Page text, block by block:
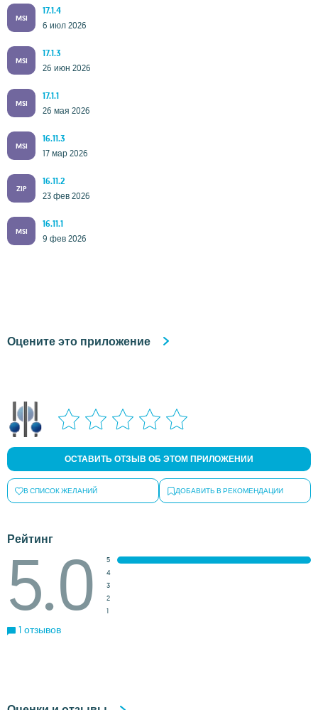
MSI
17.1.4
6 июл 2026
MSI
17.1.3
26 июн 2026
MSI
17.1.1
26 мая 2026
MSI
16.11.3
17 мар 2026
ZIP
16.11.2
23 фев 2026
MSI
16.11.1
9 фев 2026
Оцените это приложение
ОСТАВИТЬ ОТЗЫВ ОБ ЭТОМ ПРИЛОЖЕНИИ
В СПИСОК ЖЕЛАНИЙ ДОБАВИТЬ В РЕКОМЕНДАЦИИ
Рейтинг
5.0
5
4
3
2
1
1 отзывов